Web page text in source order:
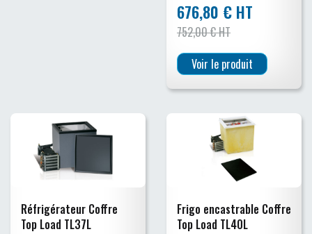
676,80 € HT
752,00 € HT
Voir le produit
Réfrigérateur Coffre
Top Load TL37L
Frigo encastrable Coffre
Top Load TL40L